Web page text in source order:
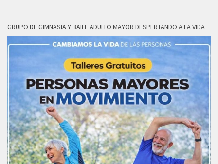
GRUPO DE GIMNASIA Y BAILE ADULTO MAYOR DESPERTANDO A LA VIDA